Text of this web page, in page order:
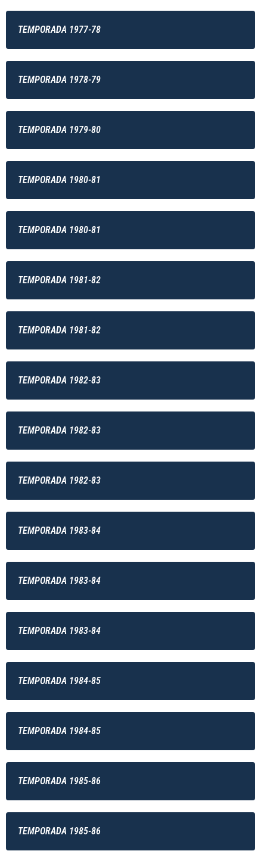
TEMPORADA 1977-78
TEMPORADA 1978-79
TEMPORADA 1979-80
TEMPORADA 1980-81
TEMPORADA 1980-81
TEMPORADA 1981-82
TEMPORADA 1981-82
TEMPORADA 1982-83
TEMPORADA 1982-83
TEMPORADA 1982-83
TEMPORADA 1983-84
TEMPORADA 1983-84
TEMPORADA 1983-84
TEMPORADA 1984-85
TEMPORADA 1984-85
TEMPORADA 1985-86
TEMPORADA 1985-86